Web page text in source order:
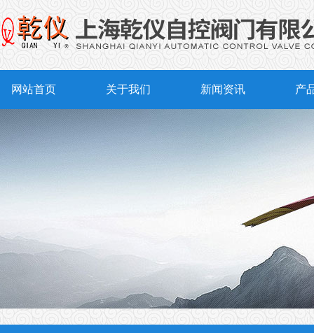
网站首页 关于我们 新闻资讯 产